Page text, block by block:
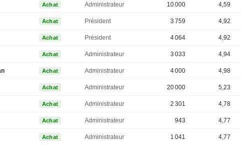
Achat Administrateur 10 000 4,59
Achat Président 3 759 4,92
Achat Président 4 064 4,92
Achat Administrateur 3 033 4,94
Achat Administrateur 4 000 4,98
Achat Administrateur 20 000 5,23
Achat Administrateur 2 301 4,78
Achat Administrateur 943 4,77
Achat Administrateur 1 041 4,77